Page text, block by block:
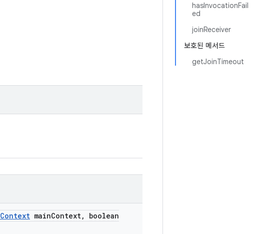
hasInvocationFail
ed
joinReceiver
보호된 메서드
getJoinTimeout
Context mainContext,
boolean